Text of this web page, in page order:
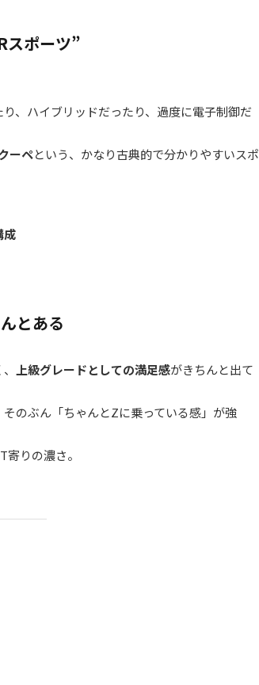
スポーツ”
、ハイブリッドだったり、過度に電子制御だ
ーペという、かなり古典的で分かりやすいスポ
成
とある
上級グレードとしての満足感がきちんと出て
のぶん「ちゃんとZに乗っている感」が強
りの濃さ。